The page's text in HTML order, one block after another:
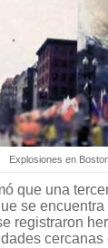
Explosiones en
que una
se
registraron